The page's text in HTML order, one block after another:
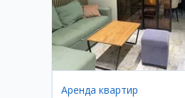
Аренда квартир